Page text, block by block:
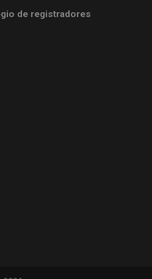
de registradores